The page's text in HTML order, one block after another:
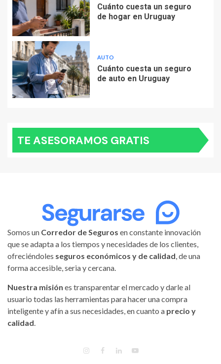
Cuánto cuesta un seguro
de hogar en Uruguay
AUTO
Cuánto cuesta un seguro
de auto en Uruguay
TE ASESORAMOS GRATIS
Somos un Corredor de Seguros en constante innovación
que se adapta a los tiempos y necesidades de los clientes,
ofreciéndoles seguros económicos y de calidad, de una
forma accesible, seria y cercana.
Nuestra misión es transparentar el mercado y darle al
usuario todas las herramientas para hacer una compra
inteligente y afín a sus necesidades, en cuanto a precio y
calidad.
INSTAGRAM
FACEBOOK
LINKEDIN
YOUTUBE